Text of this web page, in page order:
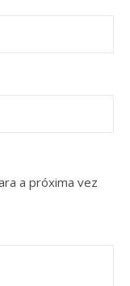
a próxima vez